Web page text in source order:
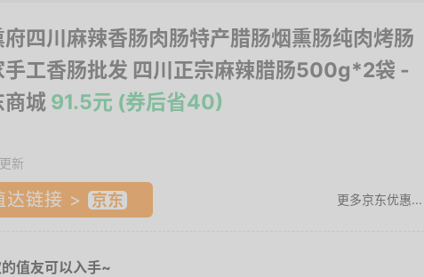
府四川麻辣香肠肉肠特产腊肠烟熏肠纯肉烤肠
手工香肠批发 四川正宗麻辣腊肠500g*2袋 -
商城 91.5元 (券后省40)
新
达链接 > 更多京东优惠...
值友可以入手~